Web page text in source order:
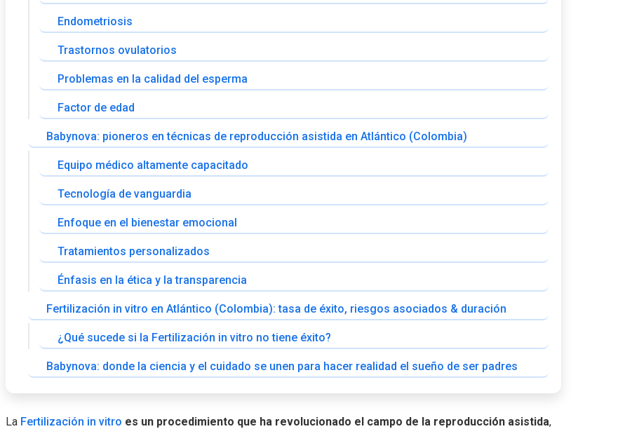
Endometriosis
Trastornos ovulatorios
Problemas en la calidad del esperma
Factor de edad
Babynova: pioneros en técnicas de reproducción asistida en Atlántico (Colombia)
Equipo médico altamente capacitado
Tecnología de vanguardia
Enfoque en el bienestar emocional
Tratamientos personalizados
Énfasis en la ética y la transparencia
Fertilización in vitro en Atlántico (Colombia): tasa de éxito, riesgos asociados & duración
¿Qué sucede si la Fertilización in vitro no tiene éxito?
Babynova: donde la ciencia y el cuidado se unen para hacer realidad el sueño de ser padres
La Fertilización in vitro es un procedimiento que ha revolucionado el campo de la reproducción asistida,